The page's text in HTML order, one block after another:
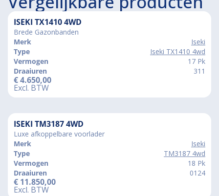
ISEKI TX1410 4WD
Brede Gazonbanden
Merk
Iseki
Type
Iseki TX1410 4wd
Vermogen
17 Pk
Draaiuren
311
€4.650,00
Excl. BTW
ISEKI TM3187 4WD
Luxe afkoppelbare voorlader
Merk
Iseki
Type
TM3187 4wd
Vermogen
18 Pk
Draaiuren
0124
€ 11.850,00
Excl. BTW